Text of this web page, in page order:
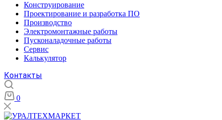
Конструирование
Проектирование и разработка ПО
Производство
Электромонтажные работы
Пусконаладочные работы
Сервис
Калькулятор
Контакты
0